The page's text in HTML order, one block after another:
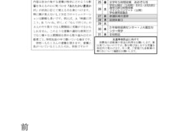
投
前
前